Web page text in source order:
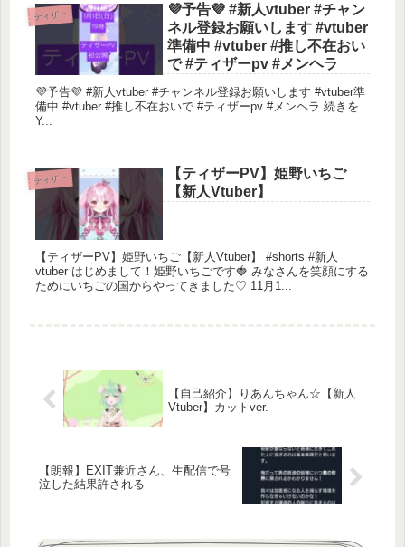
ティザー
💜予告💜 #新人vtuber #チャン
ネル登録お願いします #vtuber
準備中 #vtuber #推し不在おい
で #ティザーpv #メンヘラ
💜予告💜 #新人vtuber #チャンネル登録お願いします #vtuber準
備中 #vtuber #推し不在おいで #ティザーpv #メンヘラ 続きを
Y...
ティザー
【ティザーPV】姫野いちご
【新人Vtuber】
【ティザーPV】姫野いちご【新人Vtuber】 #shorts #新人
vtuber はじめまして！姫野いちごです🍓 みなさんを笑顔にする
ためにいちごの国からやってきました♡ 11月1...
【自己紹介】りあんちゃん☆【新人
Vtuber】カットver.
【朗報】EXIT兼近さん、生配信で号
泣した結果許される